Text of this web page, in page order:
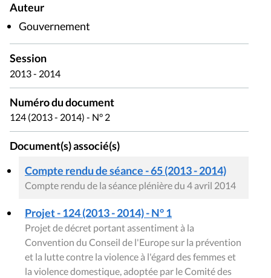
Auteur
Gouvernement
Session
2013 - 2014
Numéro du document
124 (2013 - 2014) - N° 2
Document(s) associé(s)
Compte rendu de séance - 65 (2013 - 2014)
Compte rendu de la séance plénière du 4 avril 2014
Projet - 124 (2013 - 2014) - N° 1
Projet de décret portant assentiment à la
Convention du Conseil de l'Europe sur la prévention
et la lutte contre la violence à l'égard des femmes et
la violence domestique, adoptée par le Comité des